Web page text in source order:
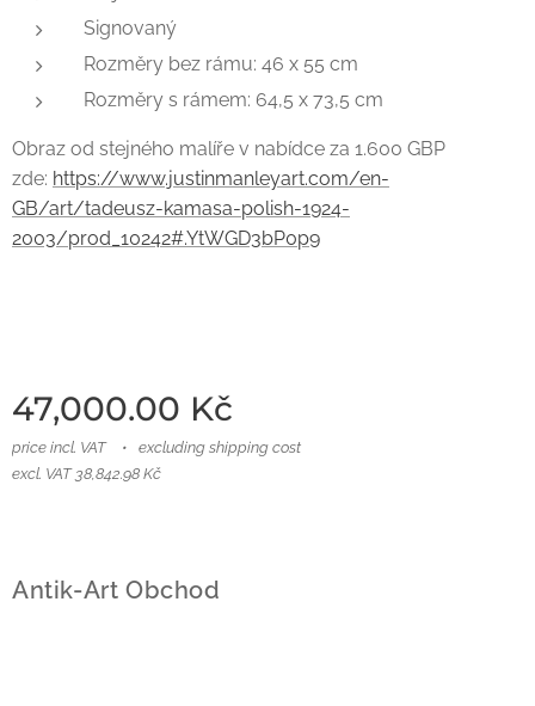
Signovaný
Rozměry bez rámu: 46 x 55 cm
Rozměry s rámem: 64,5 x 73,5 cm
Obraz od stejného malíře v nabídce za 1.600 GBP
zde: https://www.justinmanleyart.com/en-
GB/art/tadeusz-kamasa-polish-1924-
2003/prod_10242#.YtWGD3bP0p9
47,000.00 Kč
price incl. VAT
excluding shipping cost
excl. VAT 38,842.98 Kč
Antik-Art Obchod